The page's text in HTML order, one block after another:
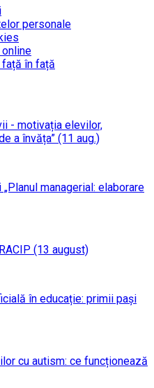
personale
în față
- motivația elevilor,
a învăța” (11 aug.)
managerial: elaborare
(13 august)
în educație: primii pași
cu autism: ce funcționează